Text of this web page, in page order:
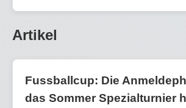
Artikel
Fussballcup: Die
das Sommer Spezialturnier